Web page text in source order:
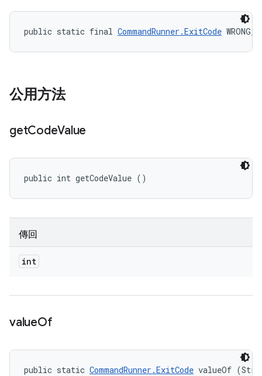
public static final CommandRunner.ExitCode
公用方法
getCodeValue
public int getCodeValue ()
傳回
int
valueOf
public static CommandRunner.ExitCode valueOf